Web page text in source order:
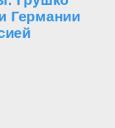
Германии